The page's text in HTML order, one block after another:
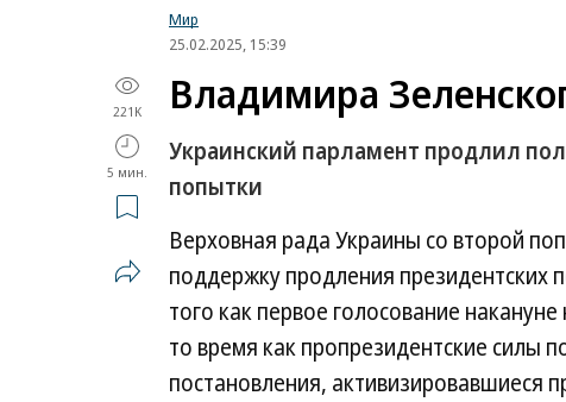
Мир
25.02.2025, 15:39
221K
5 мин.
Владимира
Украинский парламент продлил
попытки
Верховная рада Украины со второй
поддержку продления президентских
того как первое голосование
то время как пропрезидентские силы
постановления, активизировавшиеся